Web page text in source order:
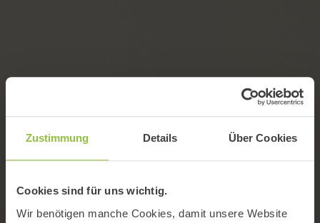
Zustimmung Details Über Cookies
Cookies sind für uns wichtig.
Wir benötigen manche Cookies, damit unsere Website